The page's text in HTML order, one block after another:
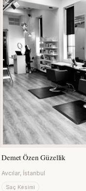
Demet Özen Güzellik
Avcılar, İstanbul
Saç Kesimi